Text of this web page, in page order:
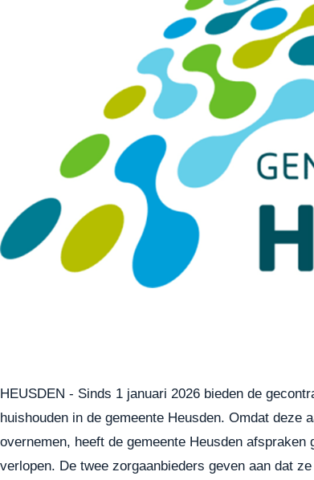
HEUSDEN - Sinds 1 januari 2026 bieden de
huishouden in de gemeente Heusden. Omdat
overnemen, heeft de gemeente Heusden
verlopen. De twee zorgaanbieders geven aan dat